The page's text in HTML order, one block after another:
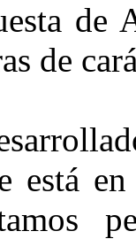
de
de
está